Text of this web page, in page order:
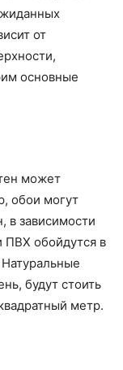
от
основные
может
обои могут
в зависимости
ПВХ обойдутся в
будут стоить
метр.